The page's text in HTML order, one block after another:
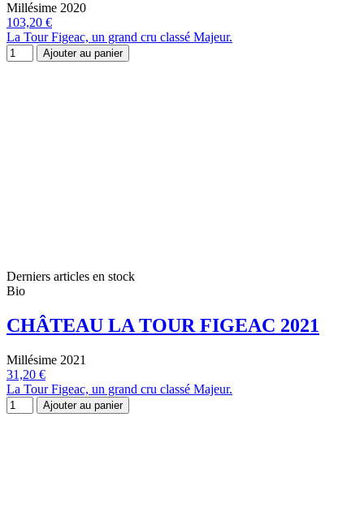
Millésime 2020
103,20 €
La Tour Figeac, un grand cru classé Majeur.
Ajouter au panier
Derniers articles en stock
Bio
CHÂTEAU LA TOUR FIGEAC 2021
Millésime 2021
31,20 €
La Tour Figeac, un grand cru classé Majeur.
Ajouter au panier